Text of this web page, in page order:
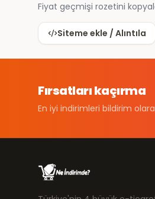
Fiyat geçmişi rozetini
Siteme ekle / Alıntıla
Fırsatları kaçırma
En iyi indirimleri bildirim